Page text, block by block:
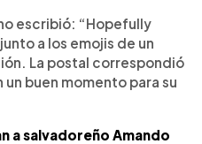
escribió: “Hopefully
a los emojis de un
La postal correspondió
un buen momento para su
a salvadoreño Amando